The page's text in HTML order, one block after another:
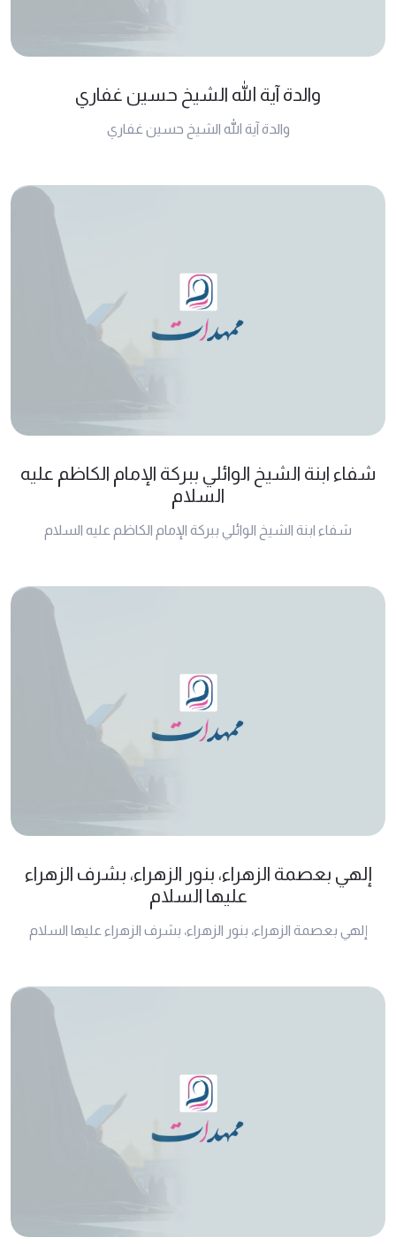
والدة آية الله الشيخ حسين غفاري
والدة آية الله الشيخ حسين غفاري
شفاء ابنة الشيخ الوائلي ببركة الإمام الكاظم عليه
السلام
شفاء ابنة الشيخ الوائلي ببركة الإمام الكاظم عليه السلام
إلهي بعصمة الزهراء، بنور الزهراء، بشرف الزهراء
عليها السلام
إلهي بعصمة الزهراء، بنور الزهراء، بشرف الزهراء عليها السلام